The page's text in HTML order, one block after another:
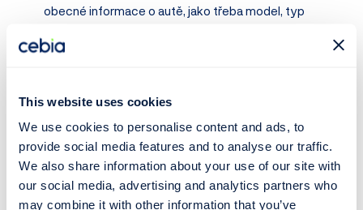
This website uses cookies
We use cookies to personalise content and ads, to
provide social media features and to analyse our traffic.
We also share information about your use of our site with
our social media, advertising and analytics partners who
may combine it with other information that you’ve
obecné informace o autě, jako třeba model, typ
Desáté až sedmnácté místo VIN
posledních čtyřech pozicích musí být vždy číslice.
Ve VIN kódu vozů Škoda Auto nikdy nenarazíte na
písmena O, I nebo Q, protože by mohla být zaměněna s
čísly 0, 1 a 9 (platí pro VIN kódy všech výrobců).